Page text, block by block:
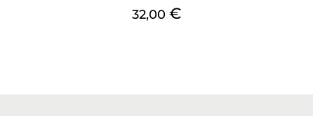
32,00 €